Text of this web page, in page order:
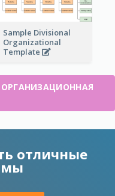
Sample Divisional
Organizational
Template
отличные